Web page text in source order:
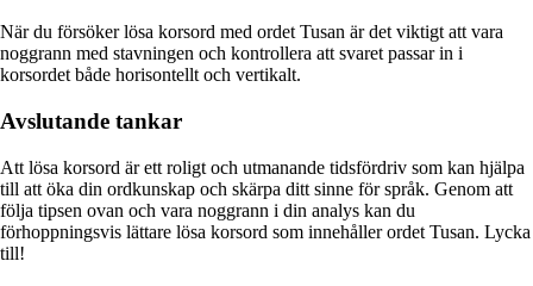
När du försöker lösa korsord med ordet Tusan är det viktigt att vara
noggrann med stavningen och kontrollera att svaret passar in i
korsordet både horisontellt och vertikalt.
Avslutande tankar
Att lösa korsord är ett roligt och utmanande tidsfördriv som kan hjälpa
till att öka din ordkunskap och skärpa ditt sinne för språk. Genom att
följa tipsen ovan och vara noggrann i din analys kan du
förhoppningsvis lättare lösa korsord som innehåller ordet Tusan. Lycka
till!